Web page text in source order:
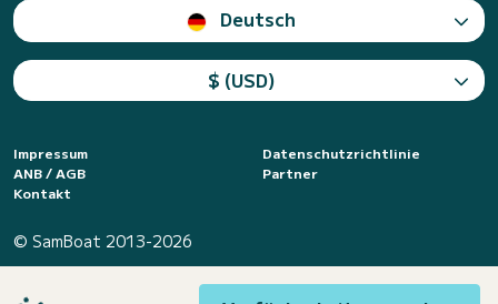
Deutsch
$ (USD)
Impressum
Datenschutzrichtlinie
ANB / AGB
Partner
Kontakt
© SamBoat 2013-2026